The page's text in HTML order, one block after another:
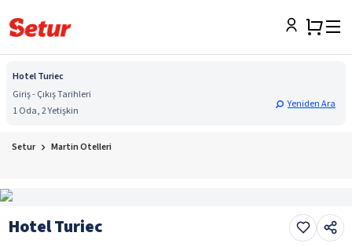
Hotel Turiec
Giriş - Çıkış Tarihleri
1 Oda, 2 Yetişkin
Yeniden Ara
Setur Martin Otelleri
Hotel Turiec